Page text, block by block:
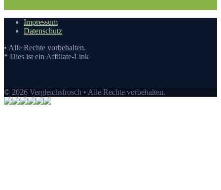
Impressum
Datenschutz
• Alle Rechte vorbehalten.
* Dies ist ein Affiliate-Link
© 2026 Vergleichsfrosch • Alle Rechte vorbehalten.